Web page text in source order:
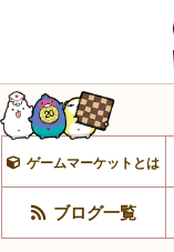
ゲームマーケットとは
ブログ一覧